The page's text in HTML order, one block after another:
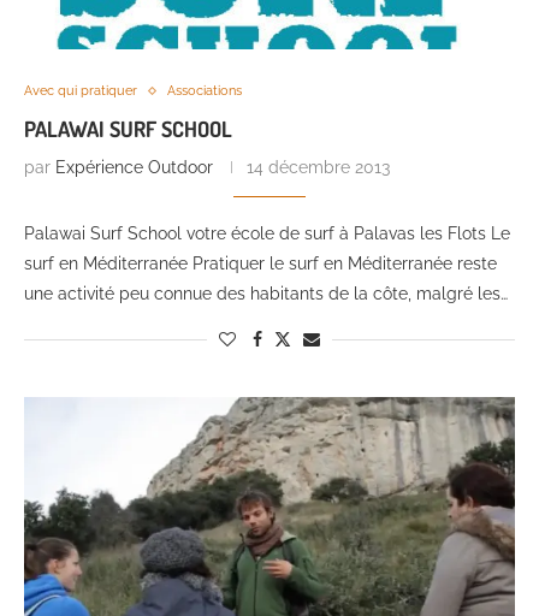
Avec qui pratiquer Associations
PALAWAI SURF SCHOOL
par Expérience Outdoor 14 décembre 2013
Palawai Surf School votre école de surf à Palavas les Flots Le
surf en Méditerranée Pratiquer le surf en Méditerranée reste
une activité peu connue des habitants de la côte, malgré les…